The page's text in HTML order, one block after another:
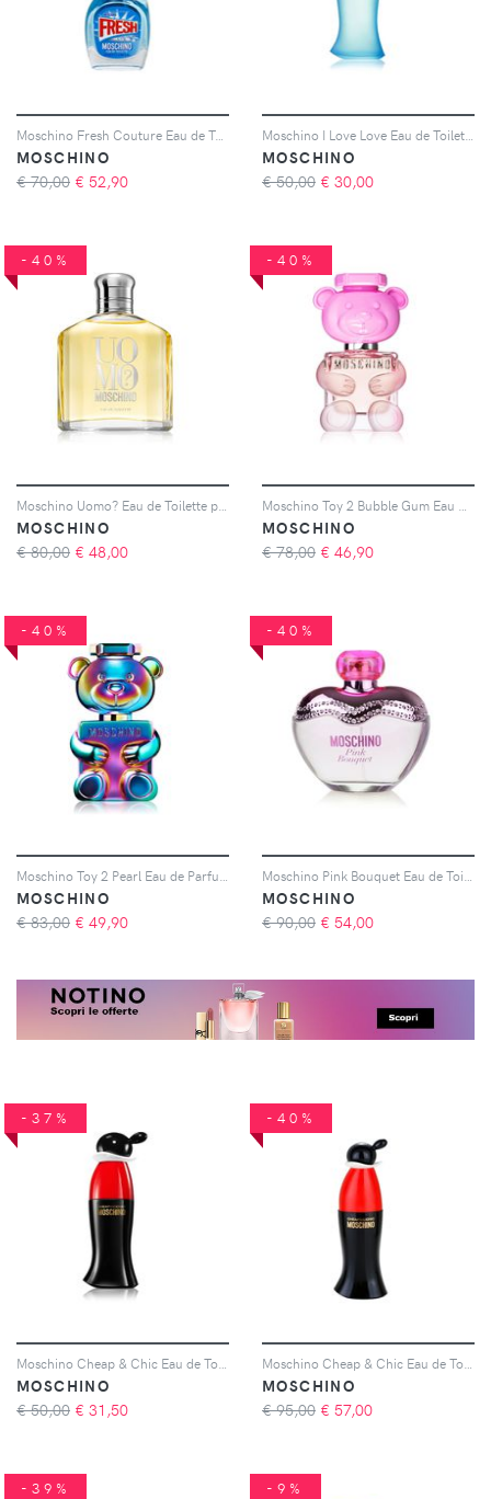
Moschino Fresh Couture Eau de Toilette da donna 50 ml
MOSCHINO
€ 70,00 € 52,90
MOSCHINO
€ 50,00 € 30,00
-40%
MOSCHINO
€ 80,00 € 48,00
-40%
MOSCHINO
€ 78,00 € 46,90
-40%
MOSCHINO
€ 83,00 € 49,90
-40%
MOSCHINO
€ 90,00 € 54,00
-37%
MOSCHINO
€ 50,00 € 31,50
-40%
MOSCHINO
€ 95,00 € 57,00
-39% -9%